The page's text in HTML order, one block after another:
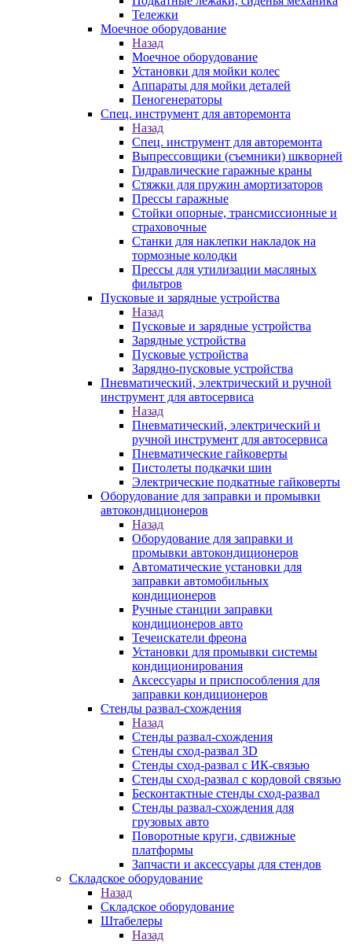
Тележки
Моечное оборудование
Назад
Моечное оборудование
Установки для мойки колес
Аппараты для мойки деталей
Пеногенераторы
Спец. инструмент для авторемонта
Назад
Спец. инструмент для авторемонта
Выпрессовщики (съемники) шкворней
Гидравлические гаражные краны
Стяжки для пружин амортизаторов
Прессы гаражные
Стойки опорные, трансмиссионные и
страховочные
Станки для наклепки накладок на
тормозные колодки
Прессы для утилизации масляных
фильтров
Пусковые и зарядные устройства
Назад
Пусковые и зарядные устройства
Зарядные устройства
Пусковые устройства
Зарядно-пусковые устройства
Пневматический, электрический и ручной
инструмент для автосервиса
Назад
Пневматический, электрический и
ручной инструмент для автосервиса
Пневматические гайковерты
Пистолеты подкачки шин
Электрические подкатные гайковерты
Оборудование для заправки и промывки
автокондиционеров
Назад
Оборудование для заправки и
промывки автокондиционеров
Автоматические установки для
заправки автомобильных
кондиционеров
Ручные станции заправки
кондиционеров авто
Течеискатели фреона
Установки для промывки системы
кондиционирования
Аксессуары и приспособления для
заправки кондиционеров
Стенды развал-схождения
Назад
Стенды развал-схождения
Стенды сход-развал 3D
Стенды сход-развал с ИК-связью
Стенды сход-развал с кордовой связью
Бесконтактные стенды сход-развал
Стенды развал-схождения для
грузовых авто
Поворотные круги, сдвижные
платформы
Запчасти и аксессуары для стендов
Складское оборудование
Назад
Складское оборудование
Штабелеры
Назад